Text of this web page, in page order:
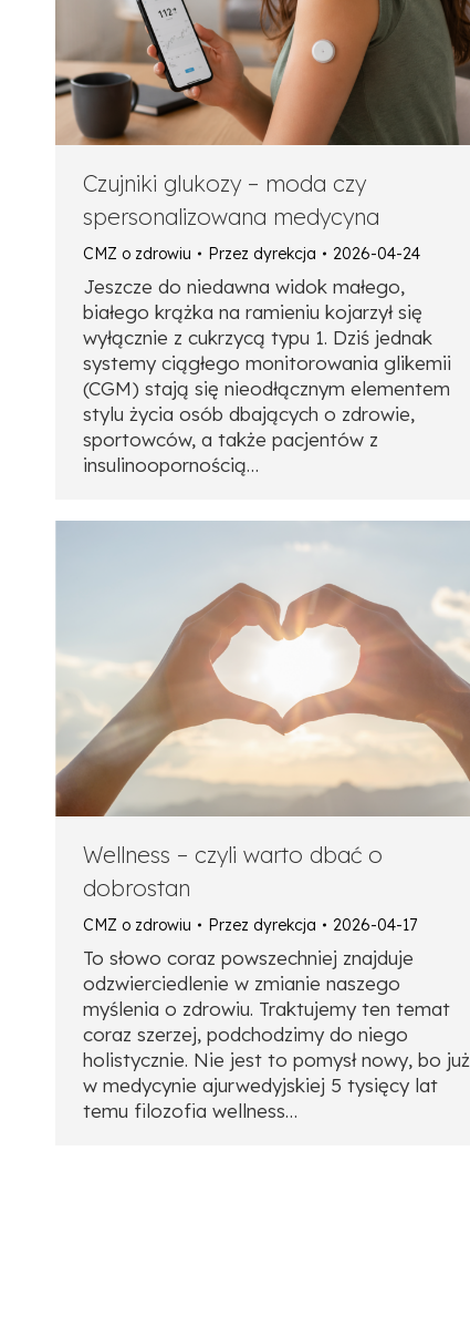
Czujniki glukozy – moda czy
spersonalizowana medycyna
CMZ o zdrowiu Przez dyrekcja 2026-04-24
Jeszcze do niedawna widok małego,
białego krążka na ramieniu kojarzył się
wyłącznie z cukrzycą typu 1. Dziś jednak
systemy ciągłego monitorowania glikemii
(CGM) stają się nieodłącznym elementem
stylu życia osób dbających o zdrowie,
sportowców, a także pacjentów z
insulinoopornością…
Wellness – czyli warto dbać o
dobrostan
CMZ o zdrowiu Przez dyrekcja 2026-04-17
To słowo coraz powszechniej znajduje
odzwierciedlenie w zmianie naszego
myślenia o zdrowiu. Traktujemy ten temat
coraz szerzej, podchodzimy do niego
holistycznie. Nie jest to pomysł nowy, bo już
w medycynie ajurwedyjskiej 5 tysięcy lat
temu filozofia wellness…